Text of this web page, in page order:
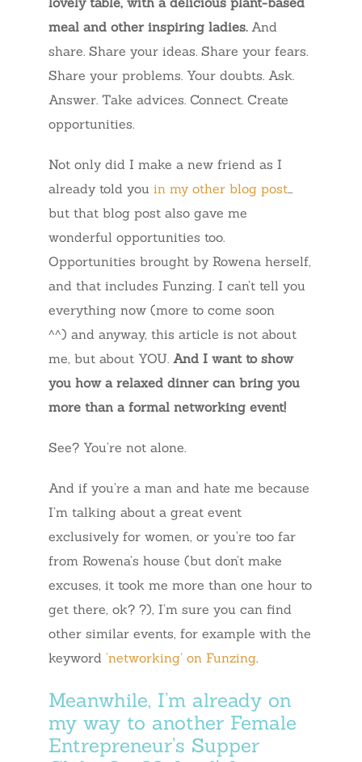
meal and other inspiring ladies.And
share. Share your ideas. Share your fears.
Share your problems. Your doubts. Ask.
Answer. Take advices. Connect. Create
opportunities.
Not only did I make a new friend as I
already told you in my other blog post…
but that blog post also gave me
wonderful opportunities too.
Opportunities brought by Rowena herself,
and that includes Funzing. I can’t tell you
everything now (more to come soon
^^) and anyway, this article is not about
me, but about YOU. And I want to show
you how a relaxed dinner can bring you
more than a formal networking event!
See? You’re not alone.
And if you’re a man and hate me because
I’m talking about a great event
exclusively for women, or you’re too far
from Rowena’s house (but don’t make
excuses, it took me more than one hour to
get there, ok? ?), I’m sure you can find
other similar events, for example with the
keyword ‘networking’ on Funzing.
Meanwhile, I’m already on
my way to another Female
Entrepreneur’s Supper